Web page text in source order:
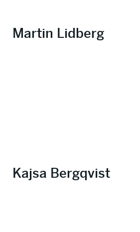
Martin Lidberg
Kajsa Bergqvist